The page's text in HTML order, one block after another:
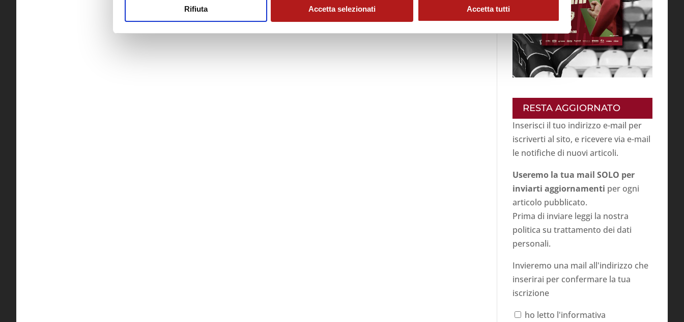
Rifiuta Accetta selezionati Accetta tutti
RESTA AGGIORNATO
Inserisci il tuo indirizzo e-mail per
iscriverti al sito, e ricevere via e-mail
le notifiche di nuovi articoli.
Useremo la tua mail SOLO per
inviarti aggiornamenti per ogni
articolo pubblicato.
Prima di inviare leggi la nostra
politica su trattamento dei dati
personali.
Invieremo una mail all'indirizzo che
inserirai per confermare la tua
iscrizione
ho letto l'informativa